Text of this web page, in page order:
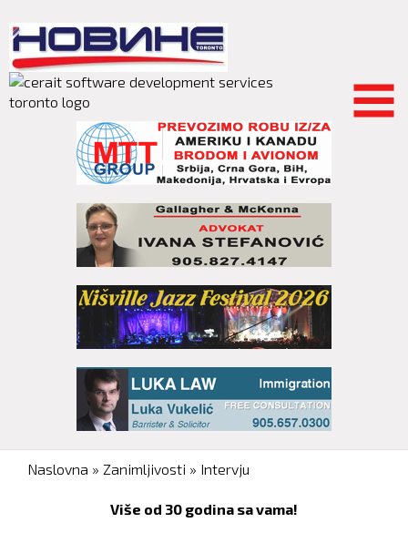
main
content
You are here
Naslovna » Zanimljivosti » Intervju
Više od 30 godina sa vama!